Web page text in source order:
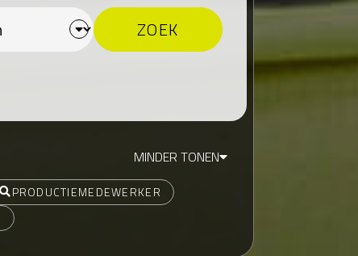
MINDER TONEN
PRODUCTIEMEDEWERKER